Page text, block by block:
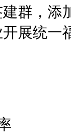
群，
展统